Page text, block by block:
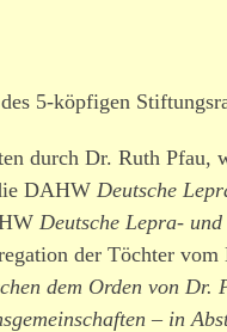
5-köpfigen
durch Dr. Ruth Pfau,
DAHW Deutsche
Deutsche Lepra-
der Töchter vom
dem Orden von
– in